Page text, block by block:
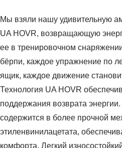
Мы взяли нашу удивительную
UA HOVR, возвращающую
ее в тренировочном
бёрпи, каждое упражнение по
ящик, каждое движение
Технология UA HOVR
поддержания возврата
содержится в более прочной
этиленвинилацетата,
комфорта. Легкий